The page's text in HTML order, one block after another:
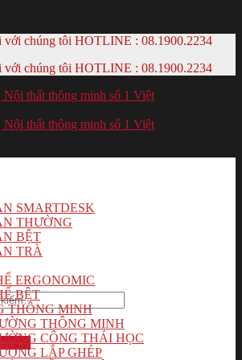
với chúng tôi HOTLINE : 08.1900.2234
với chúng tôi HOTLINE : 08.1900.2234
ký
SMARTDESK
THƯỜNG
BỆT
TRÀ
ERGONOMIC
BỆT
THÔNG MINH
THÔNG MINH
CÔNG THÁI HỌC
LẮP GHÉP